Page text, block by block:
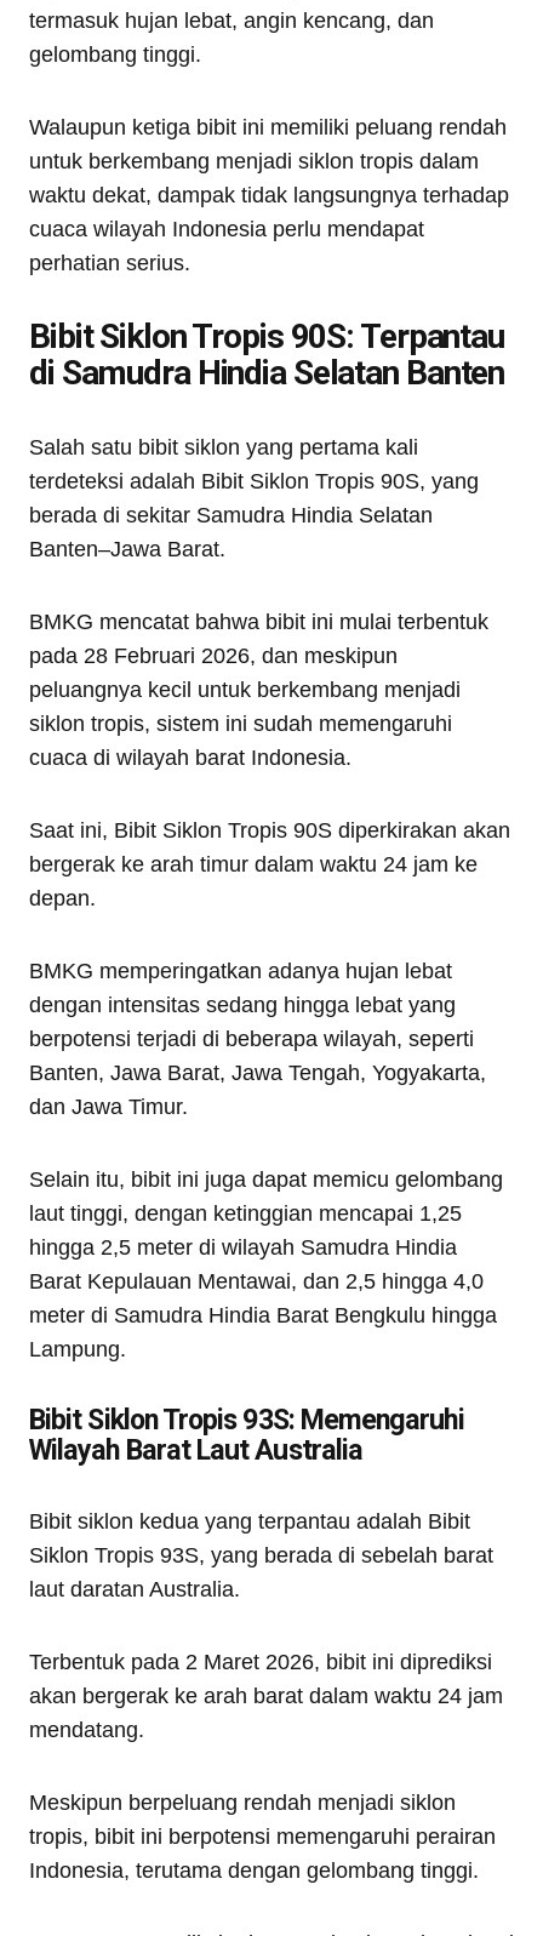
termasuk hujan lebat, angin kencang, dan
gelombang tinggi.
Walaupun ketiga bibit ini memiliki peluang rendah
untuk berkembang menjadi siklon tropis dalam
waktu dekat, dampak tidak langsungnya terhadap
cuaca wilayah Indonesia perlu mendapat
perhatian serius.
Bibit Siklon Tropis 90S: Terpantau
di Samudra Hindia Selatan Banten
Salah satu bibit siklon yang pertama kali
terdeteksi adalah Bibit Siklon Tropis 90S, yang
berada di sekitar Samudra Hindia Selatan
Banten–Jawa Barat.
BMKG mencatat bahwa bibit ini mulai terbentuk
pada 28 Februari 2026, dan meskipun
peluangnya kecil untuk berkembang menjadi
siklon tropis, sistem ini sudah memengaruhi
cuaca di wilayah barat Indonesia.
Saat ini, Bibit Siklon Tropis 90S diperkirakan akan
bergerak ke arah timur dalam waktu 24 jam ke
depan.
BMKG memperingatkan adanya hujan lebat
dengan intensitas sedang hingga lebat yang
berpotensi terjadi di beberapa wilayah, seperti
Banten, Jawa Barat, Jawa Tengah, Yogyakarta,
dan Jawa Timur.
Selain itu, bibit ini juga dapat memicu gelombang
laut tinggi, dengan ketinggian mencapai 1,25
hingga 2,5 meter di wilayah Samudra Hindia
Barat Kepulauan Mentawai, dan 2,5 hingga 4,0
meter di Samudra Hindia Barat Bengkulu hingga
Lampung.
Bibit Siklon Tropis 93S: Memengaruhi
Wilayah Barat Laut Australia
Bibit siklon kedua yang terpantau adalah Bibit
Siklon Tropis 93S, yang berada di sebelah barat
laut daratan Australia.
Terbentuk pada 2 Maret 2026, bibit ini diprediksi
akan bergerak ke arah barat dalam waktu 24 jam
mendatang.
Meskipun berpeluang rendah menjadi siklon
tropis, bibit ini berpotensi memengaruhi perairan
Indonesia, terutama dengan gelombang tinggi.